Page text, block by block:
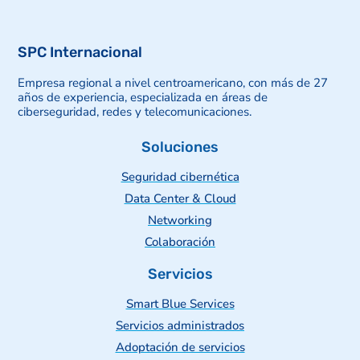
SPC Internacional
Empresa regional a nivel centroamericano, con más de 27
años de experiencia, especializada en áreas de
ciberseguridad, redes y telecomunicaciones.
Soluciones
Seguridad cibernética
Data Center & Cloud
Networking
Colaboración
Servicios
Smart Blue Services
Servicios administrados
Adoptación de servicios